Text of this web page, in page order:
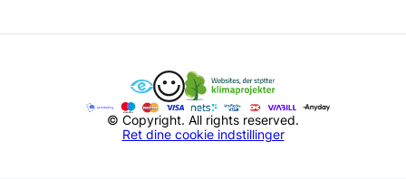
© Copyright. All rights reserved.
Ret dine cookie indstillinger